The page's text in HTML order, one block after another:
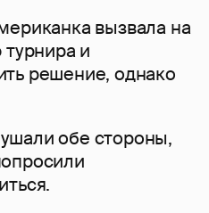
вызвала на
турнира и
решение, однако
обе стороны,